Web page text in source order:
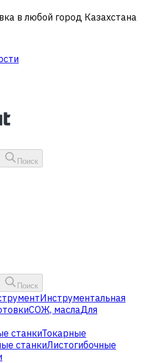
в любой город Казахстана
Поиск
Поиск
Инструментальная
СОЖ, маслаДля
станкиТокарные
станкиЛистогибочные